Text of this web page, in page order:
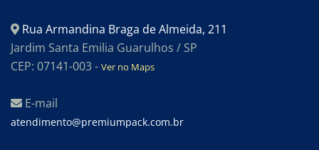
Rua Armandina Braga de Almeida, 211
Jardim Santa Emilia Guarulhos / SP
CEP: 07141-003 - Ver no Maps
E-mail
atendimento@premiumpack.com.br